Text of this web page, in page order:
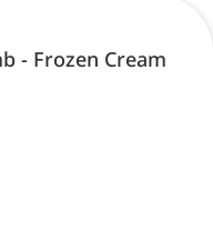
- Frozen Cream